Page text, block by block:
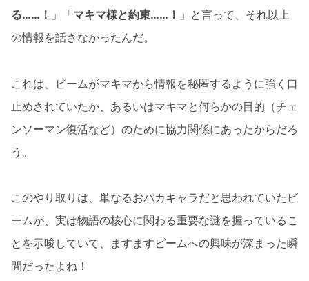
る……！ 」「マキマ様と約束……！ 」と言って、それ以上
の情報を話さなかったんだ。
これは、ビームがマキマから情報を秘匿するように強く口
止めされていたか、あるいはマキマと何らかの目的（チェ
ンソーマン復活など）のために協力関係にあったからだろ
う。
このやり取りは、単なるおバカキャラだと思われていたビ
ームが、実は物語の核心に関わる重要な謎を握っているこ
とを示唆していて、ますますビームへの興味が深まった瞬
間だったよね！